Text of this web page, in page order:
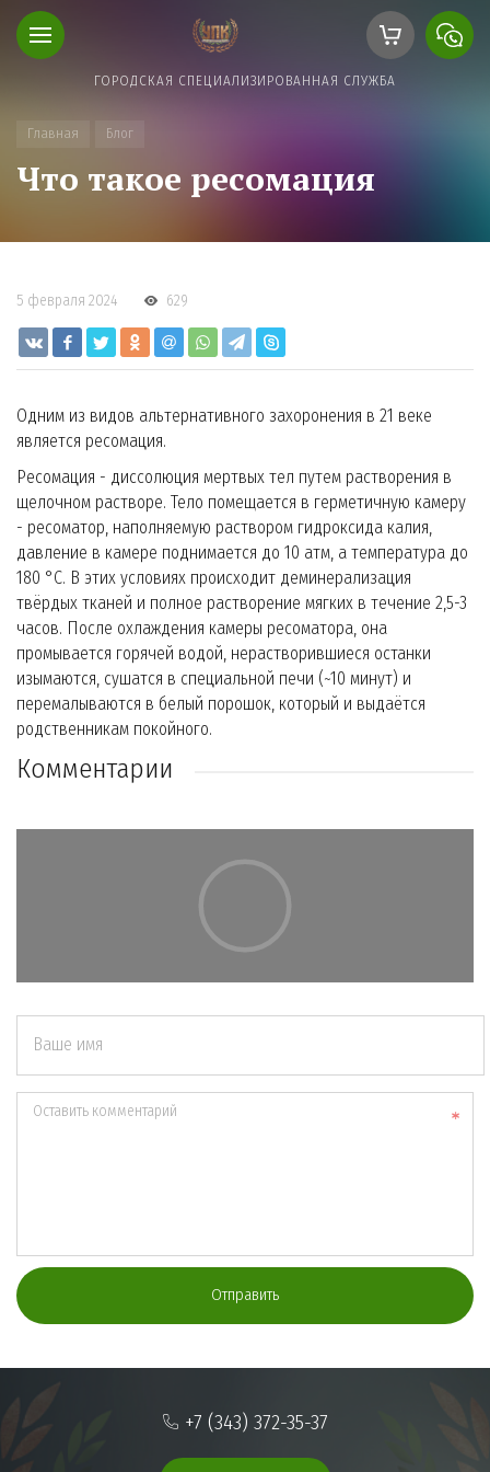
ГОРОДСКАЯ СПЕЦИАЛИЗИРОВАННАЯ СЛУЖБА
Главная Блог
Что такое ресомация
5 февраля 2024 629
Одним из видов альтернативного захоронения в 21 веке
является ресомация.
Ресомация - диссолюция мертвых тел путем растворения в
щелочном растворе. Тело помещается в герметичную камеру
- ресоматор, наполняемую раствором гидроксида калия,
давление в камере поднимается до 10 атм, а температура до
180 °С. В этих условиях происходит деминерализация
твёрдых тканей и полное растворение мягких в течение 2,5-3
часов. После охлаждения камеры ресоматора, она
промывается горячей водой, нерастворившиеся останки
изымаются, сушатся в специальной печи (~10 минут) и
перемалываются в белый порошок, который и выдаётся
родственникам покойного.
Комментарии
Ваше имя
Оставить комментарий
Отправить
+7 (343) 372-35-37